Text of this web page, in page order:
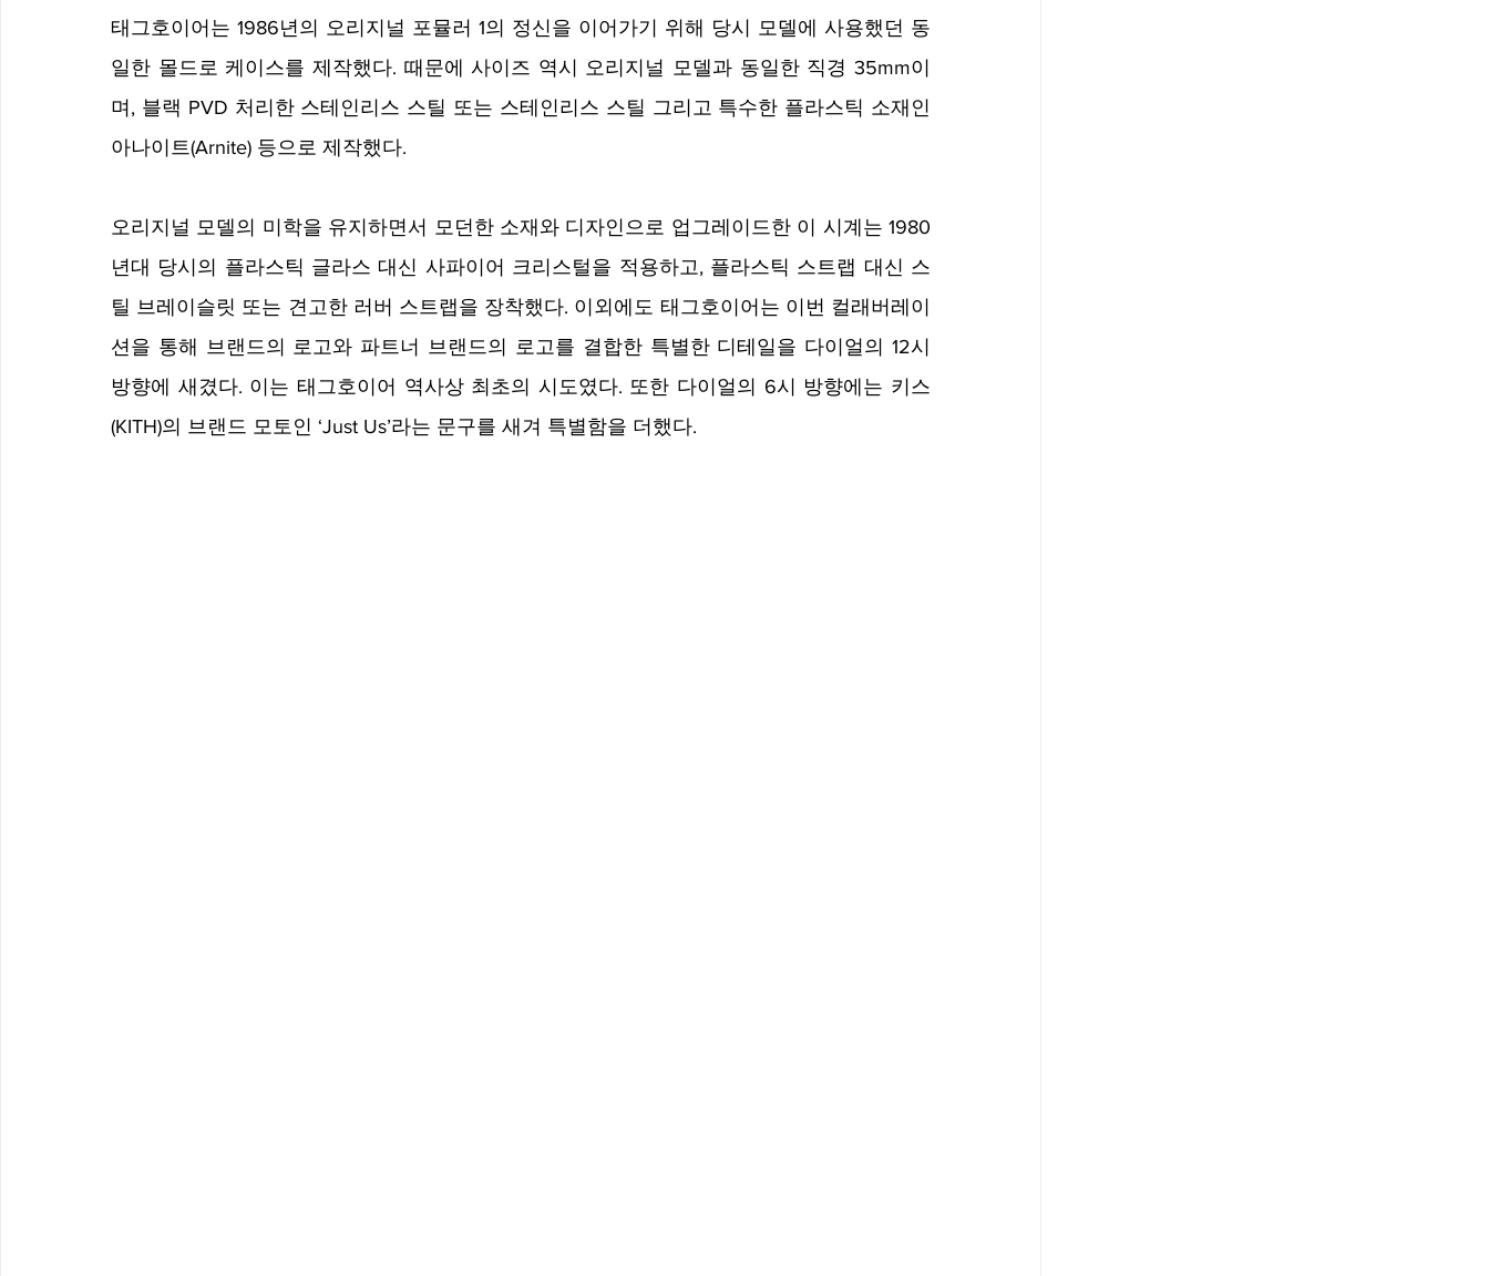
태그호이어는 1986년의 오리지널 포뮬러 1의 정신을 이어가기 위해 당시 모델에 사용했던 동
일한 몰드로 케이스를 제작했다. 때문에 사이즈 역시 오리지널 모델과 동일한 직경 35mm이
며, 블랙 PVD 처리한 스테인리스 스틸 또는 스테인리스 스틸 그리고 특수한 플라스틱 소재인
아나이트(Arnite) 등으로 제작했다.
오리지널 모델의 미학을 유지하면서 모던한 소재와 디자인으로 업그레이드한 이 시계는 1980
년대 당시의 플라스틱 글라스 대신 사파이어 크리스털을 적용하고, 플라스틱 스트랩 대신 스
틸 브레이슬릿 또는 견고한 러버 스트랩을 장착했다. 이외에도 태그호이어는 이번 컬래버레이
션을 통해 브랜드의 로고와 파트너 브랜드의 로고를 결합한 특별한 디테일을 다이얼의 12시
방향에 새겼다. 이는 태그호이어 역사상 최초의 시도였다. 또한 다이얼의 6시 방향에는 키스
(KITH)의 브랜드 모토인 ‘Just Us’라는 문구를 새겨 특별함을 더했다.